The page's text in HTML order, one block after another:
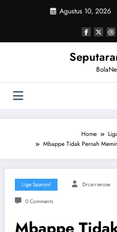
Agustus 10, 2026
Home
Mbappe Tidak Pernah
Liga Spanyol Drcarrierose
0 Comments